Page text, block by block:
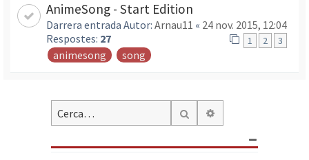
AnimeSong - Start Edition
Darrera entrada Autor: Arnau11 « 24 nov. 2015, 12:04
Respostes: 27 1 2 3
animesong song
Cerca